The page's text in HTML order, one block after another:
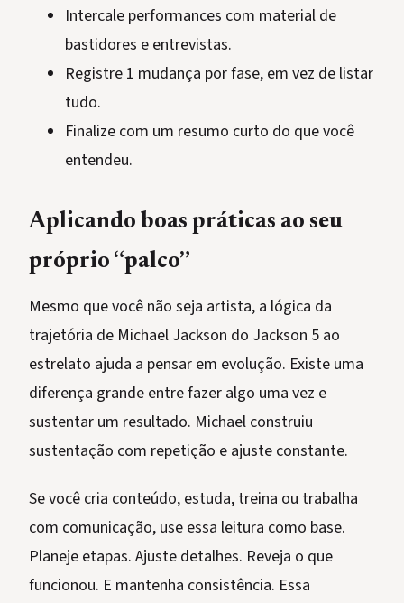
Intercale performances com material de
bastidores e entrevistas.
Registre 1 mudança por fase, em vez de listar
tudo.
Finalize com um resumo curto do que você
entendeu.
Aplicando boas práticas ao seu
próprio “palco”
Mesmo que você não seja artista, a lógica da
trajetória de Michael Jackson do Jackson 5 ao
estrelato ajuda a pensar em evolução. Existe uma
diferença grande entre fazer algo uma vez e
sustentar um resultado. Michael construiu
sustentação com repetição e ajuste constante.
Se você cria conteúdo, estuda, treina ou trabalha
com comunicação, use essa leitura como base.
Planeje etapas. Ajuste detalhes. Reveja o que
funcionou. E mantenha consistência. Essa